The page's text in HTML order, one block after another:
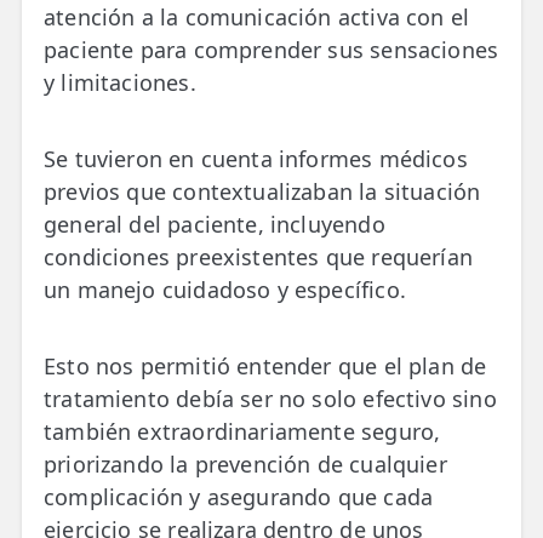
atención a la comunicación activa con el
paciente para comprender sus sensaciones
y limitaciones.
Se tuvieron en cuenta informes médicos
previos que contextualizaban la situación
general del paciente, incluyendo
condiciones preexistentes que requerían
un manejo cuidadoso y específico.
Esto nos permitió entender que el plan de
tratamiento debía ser no solo efectivo sino
también extraordinariamente seguro,
priorizando la prevención de cualquier
complicación y asegurando que cada
ejercicio se realizara dentro de unos